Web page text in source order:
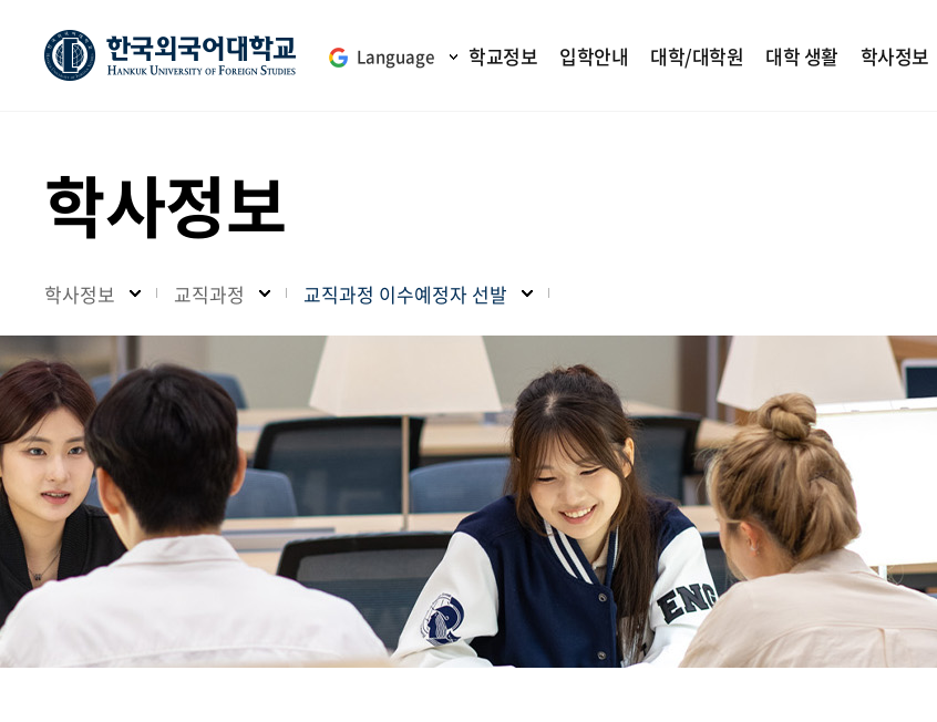
Language 학교정보 입학안내 대학/대학원 대학 생활 학사정보
학사정보
학사정보 교직과정 교직과정 이수예정자 선발